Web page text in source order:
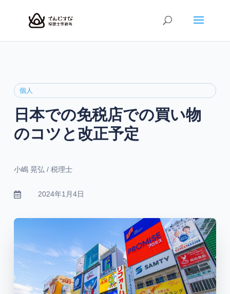
個人
日本での免税店での買い物
のコツと改正予定
小嶋 晃弘 / 税理士
 2024年1月4日